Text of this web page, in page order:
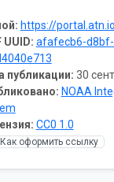
https://portal.atn.ioos.us/
UUID: afafecb6-
публикации: 30
NOAA
CC0 1.0
Как оформить ссылку